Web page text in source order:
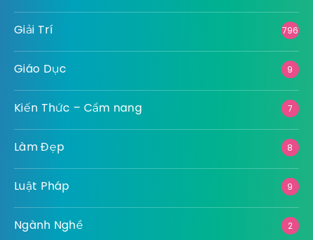
Giải Trí 796
Giáo Dục 9
Kiến Thức – Cẩm nang 7
Làm Đẹp 8
Luật Pháp 9
Ngành Nghề 2